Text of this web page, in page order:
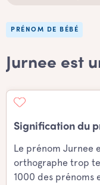
PRÉNOM DE BÉBÉ
Jurnee est
Signification du
Le prénom Jurnee
orthographe trop
1000 des prénoms